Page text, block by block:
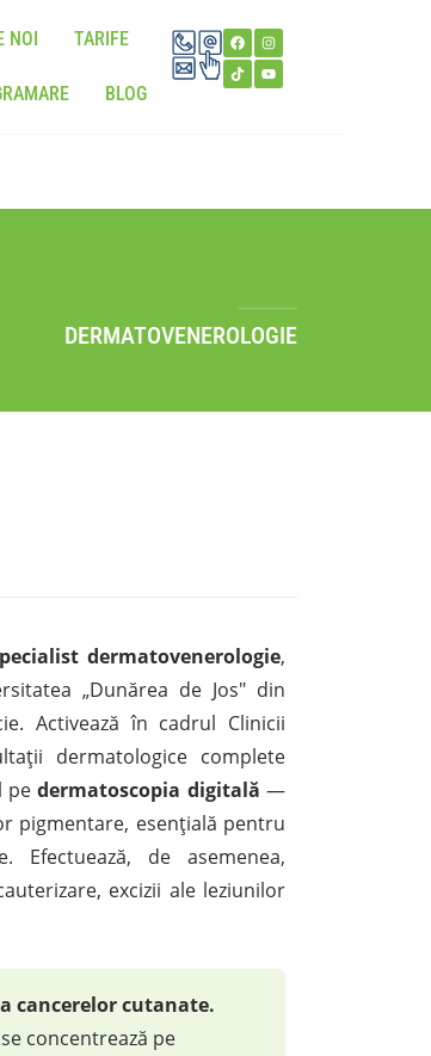
NOI TARIFE
BLOG
DERMATOVENEROLOGIE
dermatovenerologie,
„Dunărea de Jos" din
Activează în cadrul Clinicii
dermatologice complete
pedermatoscopia digitală —
pigmentare, esențială pentru
Efectuează, de asemenea,
excizii ale leziunilor
cancerelor cutanate.
concentrează pe